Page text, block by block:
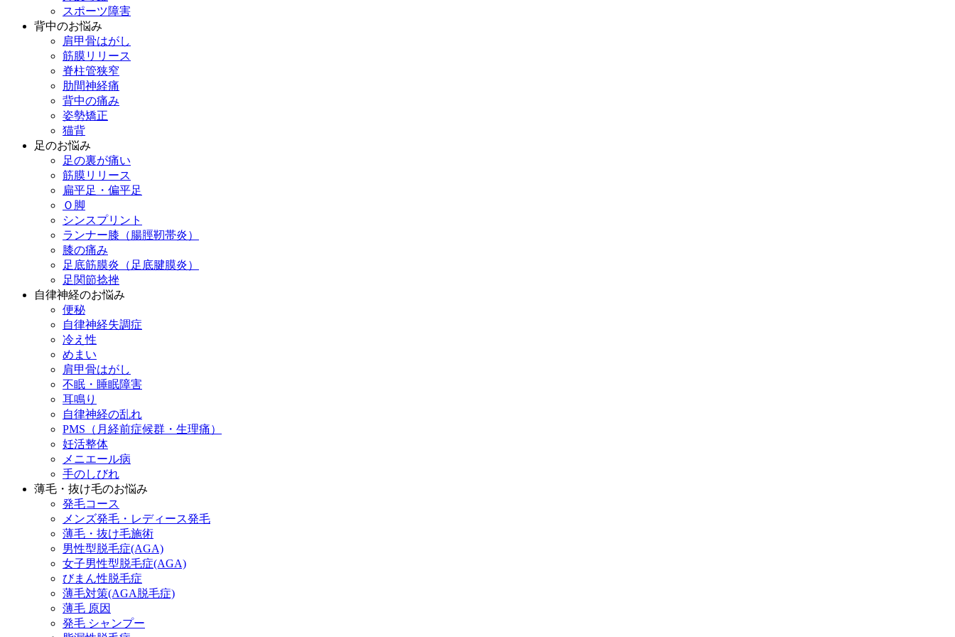
スポーツ障害
背中のお悩み
肩甲骨はがし
筋膜リリース
脊柱管狭窄
肋間神経痛
背中の痛み
姿勢矯正
猫背
足のお悩み
足の裏が痛い
筋膜リリース
扁平足・偏平足
Ｏ脚
シンスプリント
ランナー膝（腸脛靭帯炎）
膝の痛み
足底筋膜炎（足底腱膜炎）
足関節捻挫
自律神経のお悩み
便秘
自律神経失調症
冷え性
めまい
肩甲骨はがし
不眠・睡眠障害
耳鳴り
自律神経の乱れ
PMS（月経前症候群・生理痛）
妊活整体
メニエール病
手のしびれ
薄毛・抜け毛のお悩み
発毛コース
メンズ発毛・レディース発毛
薄毛・抜け毛施術
男性型脱毛症(AGA)
女子男性型脱毛症(AGA)
びまん性脱毛症
薄毛対策(AGA脱毛症)
薄毛 原因
発毛 シャンプー